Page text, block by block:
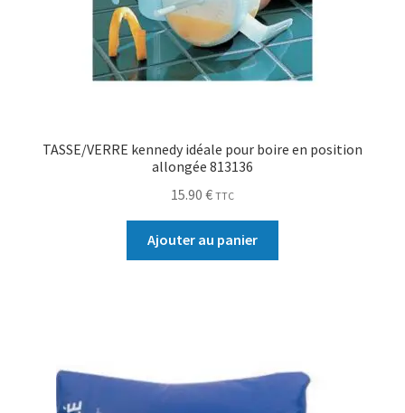
TASSE/VERRE kennedy idéale pour boire en position
allongée 813136
15.90 € TTC
Ajouter au panier